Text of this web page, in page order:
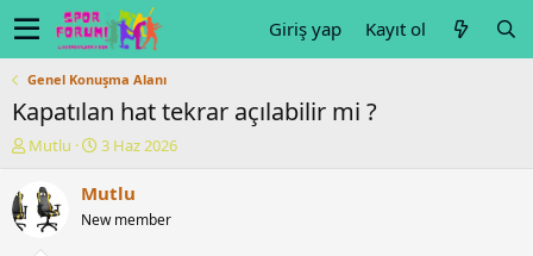
Giriş yap Kayıt ol
Genel Konuşma Alanı
Kapatılan hat tekrar açılabilir mi ?
K
Mutlu
B
ş
a
3 Haz 2026
Mutlu
New member